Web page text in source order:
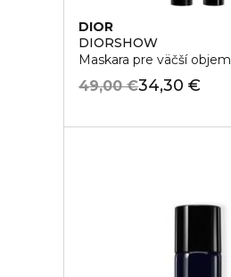
DIOR
DIORSHOW
Maskara pre väčší objem
34,30 €
49,00 €